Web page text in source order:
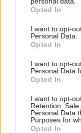
grant or deny
use your data for
consent section.
Opted In
I want to opt-
Personal Data.
Opted In
I want to opt-
Personal Data
Opted In
I want to opt-
Retention,
Personal Data
Purposes for
Opted In